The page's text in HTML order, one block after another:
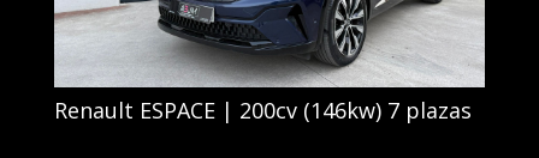
Renault ESPACE | 200cv (146kw) 7 plazas